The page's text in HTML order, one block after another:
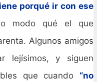
porqué ir con ese
modo qué el que
Algunos amigos
lejísimos, y siguen
que cuando “no